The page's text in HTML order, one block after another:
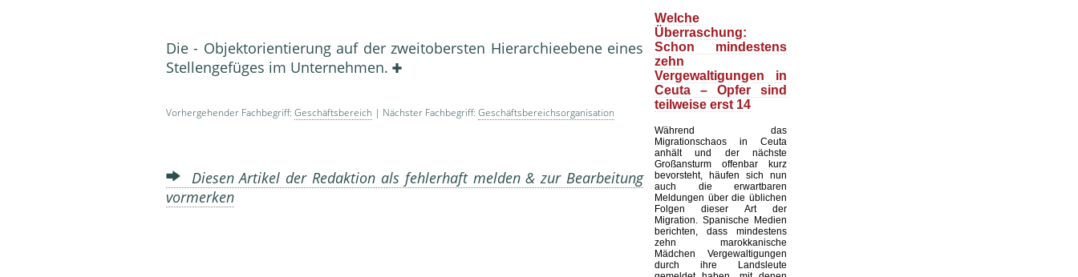
Die - Ob­jektorientierung auf der zweitobersten Hierar­chieebene eines
Stellengefüges im Unterneh­men.
Vorhergehender Fachbegriff: Geschäftsbereich | Nächster Fachbegriff: Geschäftsbereichsorganisation
Diesen Artikel der Redaktion als fehlerhaft melden & zur Bearbeitung
vormerken
Welche
Überraschung:
Schon mindestens
zehn
Vergewaltigungen in
Ceuta – Opfer sind
teilweise erst 14
Während das
Migrationschaos in Ceuta
anhält und der nächste
Großansturm offenbar kurz
bevorsteht, häufen sich nun
auch die erwartbaren
Meldungen über die üblichen
Folgen dieser Art der
Migration. Spanische Medien
berichten, dass mindestens
zehn marokkanische
Mädchen Vergewaltigungen
durch ihre Landsleute